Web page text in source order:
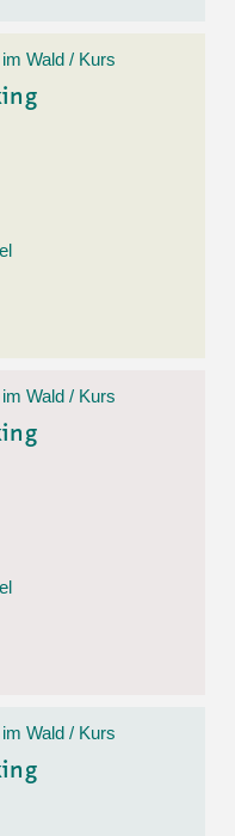
Wald / Kurs
Wald / Kurs
Wald / Kurs